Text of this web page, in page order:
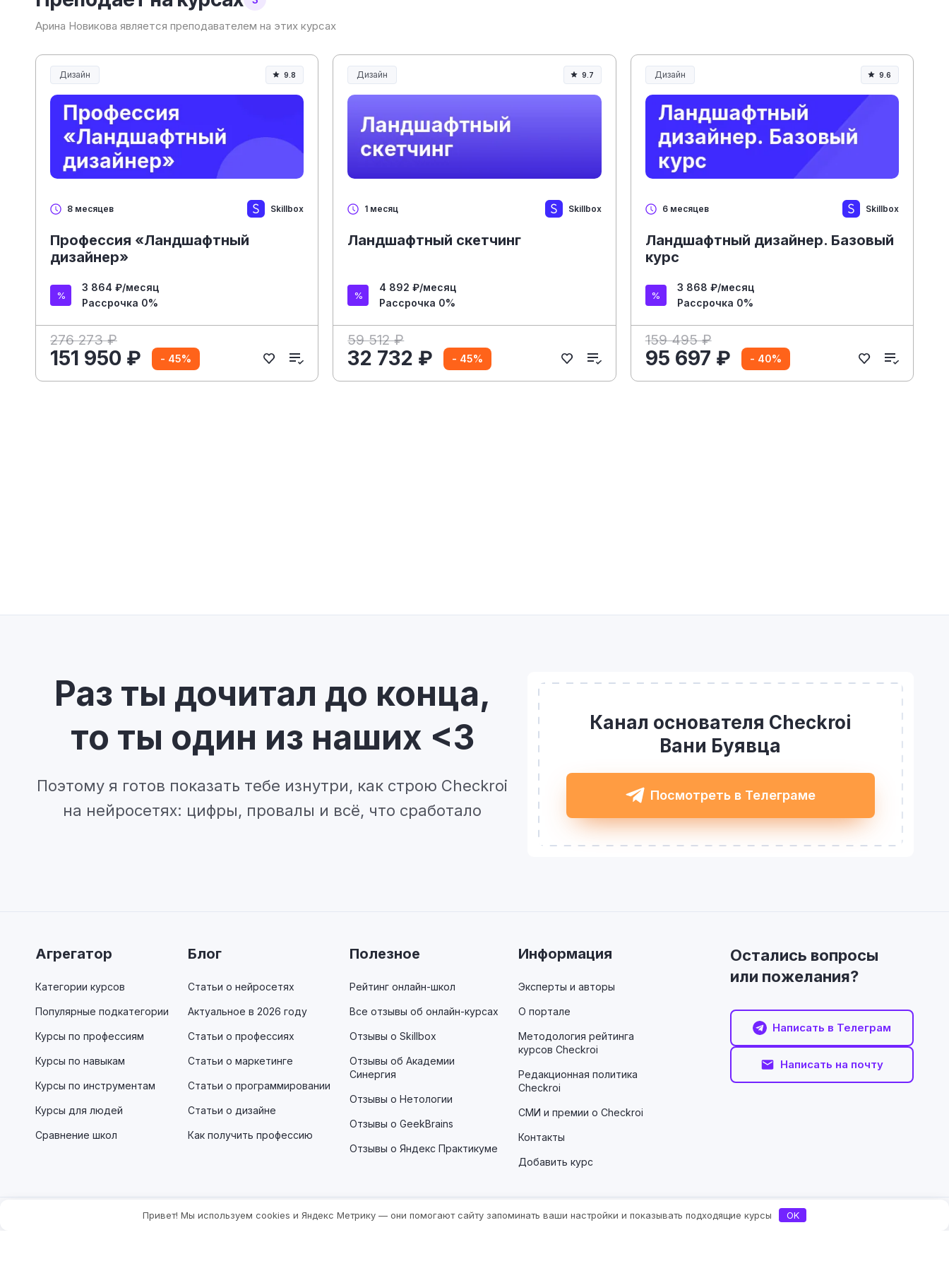
Арина Новикова является преподавателем на этих курсах
Дизайн 9.8
8 месяцев Skillbox
Профессия «Ландшафтный
дизайнер»
3 864 ₽/месяц
Рассрочка 0%
276 273 ₽
151 950 ₽ - 45%
Дизайн 9.7
1 месяц Skillbox
Ландшафтный скетчинг
4 892 ₽/месяц
Рассрочка 0%
59 512 ₽
32 732 ₽ - 45%
Дизайн 9.6
6 месяцев Skillbox
Ландшафтный дизайнер. Базовый
курс
3 868 ₽/месяц
Рассрочка 0%
159 495 ₽
95 697 ₽ - 40%
Раз ты дочитал до конца,
то ты один из наших <3
Поэтому я готов показать тебе изнутри, как строю Checkroi
на нейросетях: цифры, провалы и всё, что сработало
Канал основателя Checkroi
Вани Буявца
Посмотреть в Телеграме
Агрегатор
Категории курсов
Популярные подкатегории
Курсы по профессиям
Курсы по навыкам
Курсы по инструментам
Курсы для людей
Сравнение школ
Блог
Статьи о нейросетях
Актуальное в 2026 году
Статьи о профессиях
Статьи о маркетинге
Статьи о программировании
Статьи о дизайне
Как получить профессию
Полезное
Рейтинг онлайн-школ
Все отзывы об онлайн-курсах
Отзывы о Skillbox
Отзывы об Академии
Синергия
Отзывы о Нетологии
Отзывы о GeekBrains
Отзывы о Яндекс Практикуме
Информация
Эксперты и авторы
О портале
Методология рейтинга
курсов Checkroi
Редакционная политика
Checkroi
СМИ и премии о Checkroi
Контакты
Добавить курс
Остались вопросы
или пожелания?
Написать в Телеграм
Написать на почту
Этот сайт содержит партнёрские ссылки. Мы можем получить комиссию за покупки, совершённые по нашим ссылкам, без дополнительных затрат для вас. Это помогает нам поддерживать проект и
Привет! Мы используем cookies и Яндекс Метрику — они помогают сайту запоминать ваши настройки и показывать подходящие курсы OK